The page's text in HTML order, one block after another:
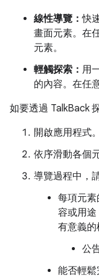
線性導覽：快
畫面元素。在
元素。
輕觸探索： 用
的內容。在任
如要透過 TalkBack
開啟應用程式。
依序滑動各個元
導覽過程中，
每項元
容或用途
有意義的
公
能否輕鬆